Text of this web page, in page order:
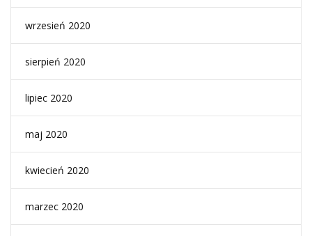
wrzesień 2020
sierpień 2020
lipiec 2020
maj 2020
kwiecień 2020
marzec 2020